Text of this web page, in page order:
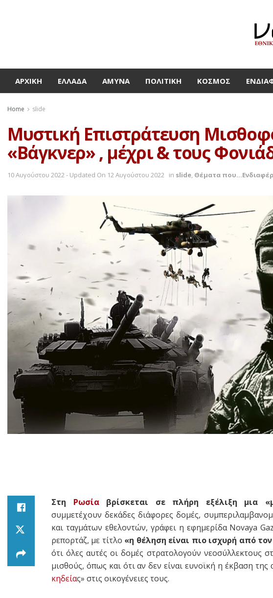
ΑΡΧΙΚΉ ΕΛΛΆΔΑ ΆΜΥΝΑ ΠΟΛΙΤΙΚΉ ΚΌΣΜΟΣ
Home slide
Μυστική Επιστράτευση
«Βάγκνερ» , μέχρι & τους
10 Αυγούστου 2022 - Updated On 12 Αυγούστου 2022 in slide, Θέματα
Στη Ρωσίαβρίσκεται σε πλήρη εξέλιξη μια
συμμετέχουν δεκάδες διάφορες δομές,
και ταγμάτων εθελοντών, γράφει η εφημερίδα Novaya
ρεπορτάζ, με τίτλο «η θέληση είναι πιο ισχυρή από
ότι όλες αυτές οι δομές στρατολογούν νεοσύλλεκτους
μισθούς, όπως και ότι αν δεν είναι ευνοϊκή η έκβαση
κηδείας» στις οικογένειες τους.